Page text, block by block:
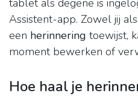
tablet als degene is
Assistent-app. Zowel jij
een herinnering toewijst,
moment bewerken of
Hoe haal je